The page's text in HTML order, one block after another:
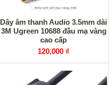
Dây âm thanh Audio 3.5mm dài
3M Ugreen 10688 đầu mạ vàng
cao cấp
120,000 ₫